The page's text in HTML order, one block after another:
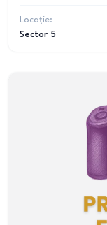
Locație:
Sector 5